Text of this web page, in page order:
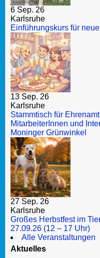
6 Sep. 26
Karlsruhe
Einführungskurs für
13 Sep. 26
Karlsruhe
Stammtisch für
MitarbeiterInnen und
Moninger Grünwinkel
27 Sep. 26
Karlsruhe
Großes Herbstfest im
27.09.26 (12 – 17 Uhr)
Alle Veranstaltungen
Aktuelles